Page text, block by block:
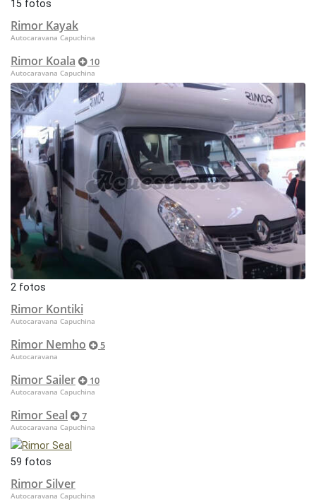
15 fotos
Rimor Kayak
Autocaravana Capuchina
Rimor Koala 10
Autocaravana Capuchina
2 fotos
Rimor Kontiki
Autocaravana Capuchina
Rimor Nemho 5
Autocaravana
Rimor Sailer 10
Autocaravana Capuchina
Rimor Seal 7
Autocaravana Capuchina
59 fotos
Rimor Silver
Autocaravana Capuchina